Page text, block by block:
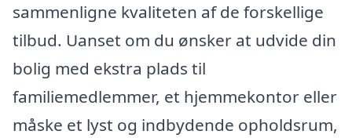
sammenligne kvaliteten af de forskellige
tilbud. Uanset om du ønsker at udvide din
bolig med ekstra plads til
familiemedlemmer, et hjemmekontor eller
måske et lyst og indbydende opholdsrum,